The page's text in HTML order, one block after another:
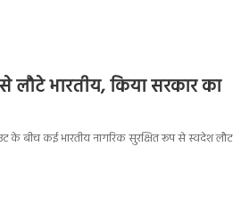
लौटे भारतीय, किया सरकार का
के बीच कई भारतीय नागरिक सुरक्षित रूप से स्वदेश लौट